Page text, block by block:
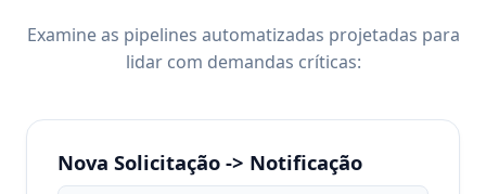
Examine as pipelines automatizadas projetadas para
lidar com demandas críticas:
Nova Solicitação -> Notificação